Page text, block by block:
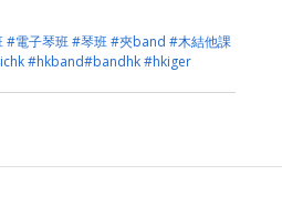
#電子琴班#琴班#夾band #木結他課
#hkband#bandhk#hkiger